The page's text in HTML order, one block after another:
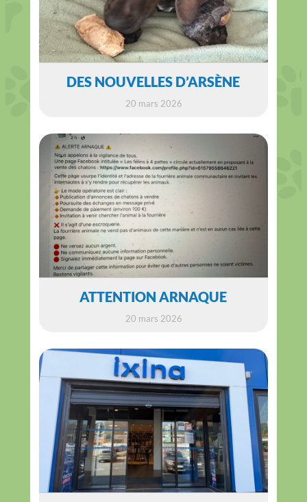
DES NOUVELLES D’ARSÈNE
20 mars 2026
ATTENTION ARNAQUE
20 mars 2026